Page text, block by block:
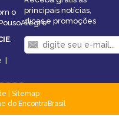
o
:
principais notícias,
dicas e promoções
Sitemap
do EncontraBrasil